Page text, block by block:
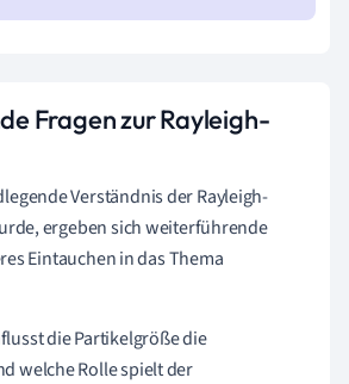
Fragen zur Rayleigh-
Verständnis der Rayleigh-
ergeben sich weiterführende
Eintauchen in das Thema
die Partikelgröße die
welche Rolle spielt der